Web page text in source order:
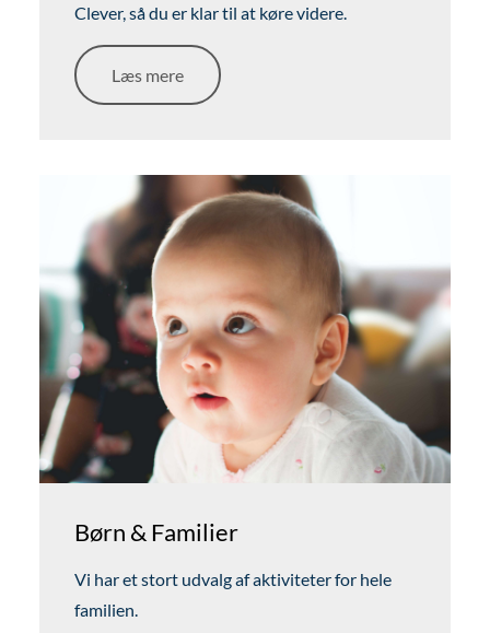
Clever, så du er klar til at køre videre.
Læs mere
Børn & Familier
Vi har et stort udvalg af aktiviteter for hele
familien.